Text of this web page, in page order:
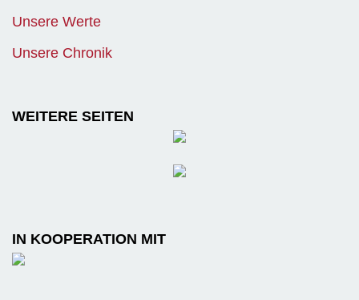
Unsere Werte
Unsere Chronik
WEITERE SEITEN
IN KOOPERATION MIT